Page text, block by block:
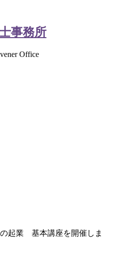
事務所
Office
起業 基本講座を開催しま